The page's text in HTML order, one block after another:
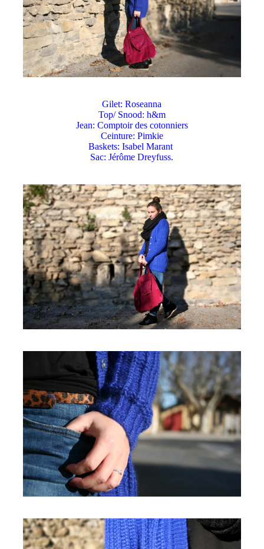
Gilet: Roseanna
Top/ Snood: h&m
Jean: Comptoir des cotonniers
Ceinture: Pimkie
Baskets: Isabel Marant
Sac: Jérôme Dreyfuss.